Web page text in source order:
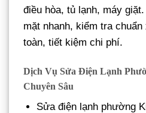
điều hòa, tủ lạnh, máy
mặt nhanh, kiểm tra
toàn, tiết kiệm chi phí.
Dịch Vụ Sửa Điện Lạnh
Chuyên Sâu
Sửa điện lạnh phường